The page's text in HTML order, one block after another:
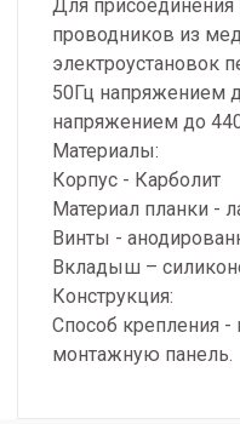
Для присоединения
проводников из
электроустановок
50Гц напряжением
напряжением до
Материалы:
Корпус - Карболит
Материал планки -
Винты -
Вкладыш –
Конструкция:
Способ крепления -
монтажную панель.